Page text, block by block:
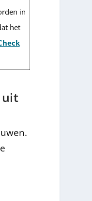
in
het
uit